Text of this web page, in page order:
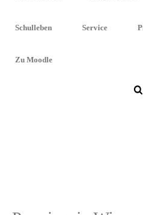
Schulleben Service
Zu Moodle